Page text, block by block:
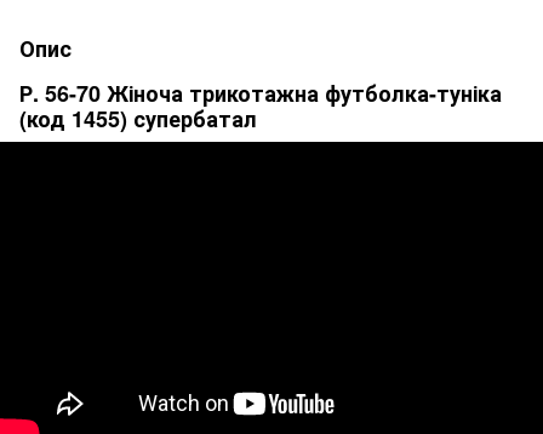
Опис
Р. 56-70 Жіноча трикотажна футболка-туніка
(код 1455) супербатал